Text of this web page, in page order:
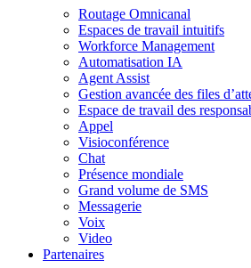
Routage Omnicanal
Espaces de travail intuitifs
Workforce Management
Automatisation IA
Agent Assist
Gestion avancée des files
Espace de travail des
Appel
Visioconférence
Chat
Présence mondiale
Grand volume de SMS
Messagerie
Voix
Video
Partenaires